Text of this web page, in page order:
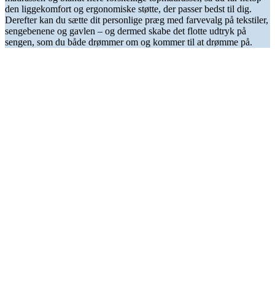
den liggekomfort og ergonomiske støtte, der passer bedst til dig.
Derefter kan du sætte dit personlige præg med farvevalg på tekstiler,
sengebenene og gavlen – og dermed skabe det flotte udtryk på
sengen, som du både drømmer om og kommer til at drømme på.